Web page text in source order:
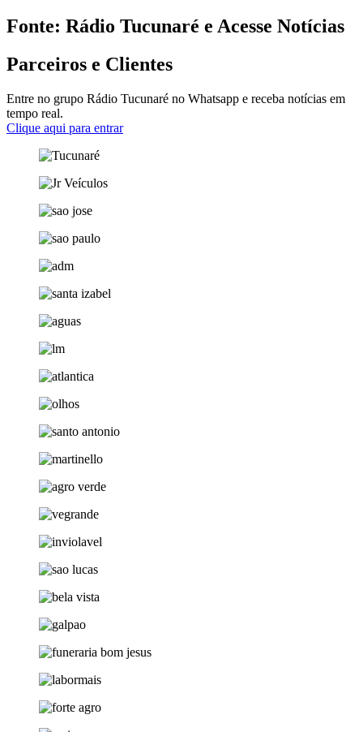
Fonte: Rádio Tucunaré e Acesse Notícias
Parceiros e Clientes
Entre no grupo Rádio Tucunaré no Whatsapp e receba notícias em
tempo real.
Clique aqui para entrar